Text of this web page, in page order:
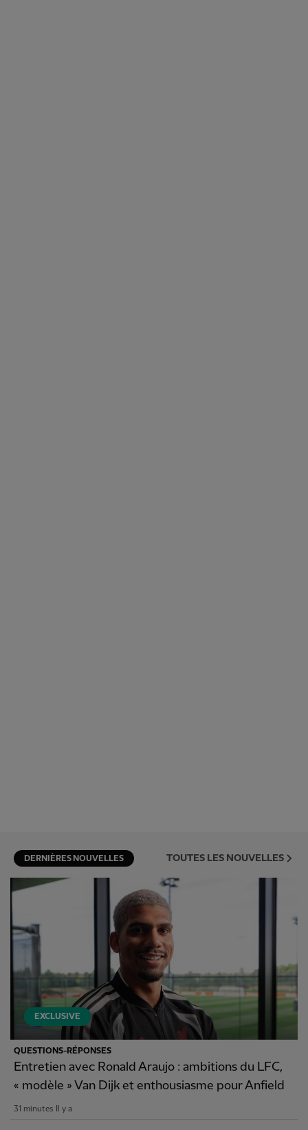
DERNIÈRES NOUVELLES TOUTES LES NOUVELLES
EXCLUSIVE
QUESTIONS-RÉPONSES
Entretien avec Ronald Araujo : ambitions du LFC,
« modèle » Van Dijk et enthousiasme pour Anfield
31 minutes Il y a